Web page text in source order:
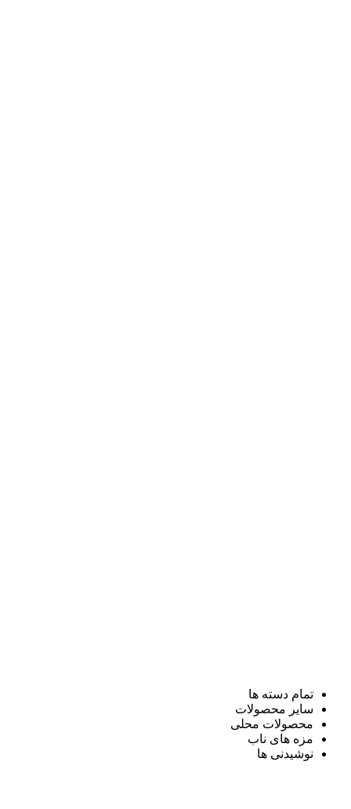
تمام دسته ها
سایر محصولات
محصولات محلی
مزه های ناب
نوشیدنی ها